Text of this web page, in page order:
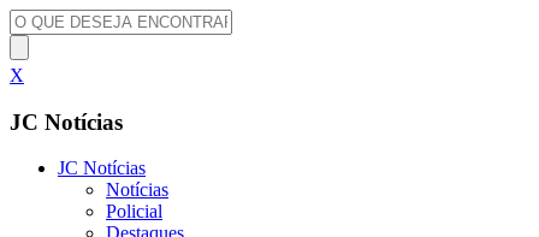
X
JC Notícias
JC Notícias
Notícias
Policial